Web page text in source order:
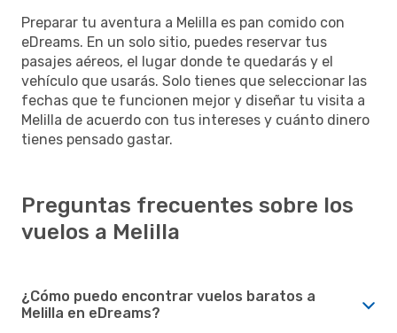
Preparar tu aventura a Melilla es pan comido con
eDreams. En un solo sitio, puedes reservar tus
pasajes aéreos, el lugar donde te quedarás y el
vehículo que usarás. Solo tienes que seleccionar las
fechas que te funcionen mejor y diseñar tu visita a
Melilla de acuerdo con tus intereses y cuánto dinero
tienes pensado gastar.
Preguntas frecuentes sobre los
vuelos a Melilla
¿Cómo puedo encontrar vuelos baratos a
Melilla en eDreams?